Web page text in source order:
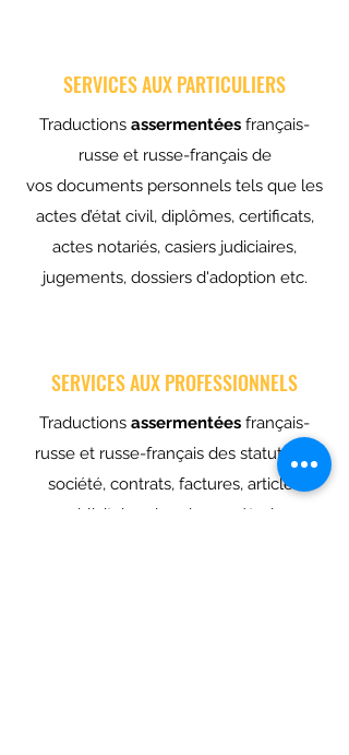
SERVICES AUX PARTICULIERS
Traductions assermentées français-
russe et russe-français de
vos documents personnels tels que les
actes d’état civil, diplômes, certificats,
actes notariés, casiers judiciaires,
jugements, dossiers d'adoption etc.
SERVICES AUX PROFESSIONNELS
Traductions assermentées français-
russe et russe-français des statuts de
société, contrats, factures, articles
publicitaires, brochures, études